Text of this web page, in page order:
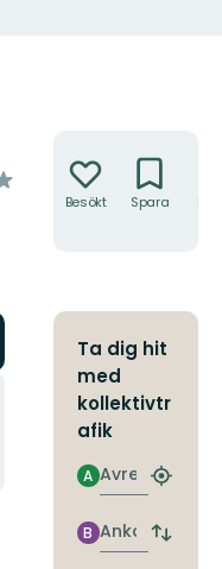
Besökt Spara
Ta dig hit
med
kollektivtr
afik
Avresa
A
Hitta
Ankomst
B
Byt